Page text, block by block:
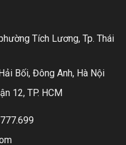
Tích Lương, Tp. Thái
Bối, Đông Anh, Hà Nội
12, TP. HCM